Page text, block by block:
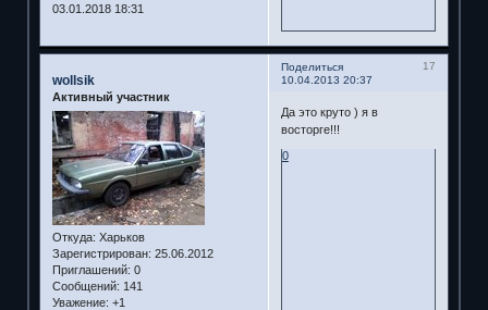
03.01.2018 18:31
Поделиться
17
10.04.2013 20:37
wollsik
Активный участник
Откуда: Харьков
Зарегистрирован: 25.06.2012
Приглашений: 0
Сообщений: 141
Уважение: +1
Да это круто ) я в
восторге!!!
0